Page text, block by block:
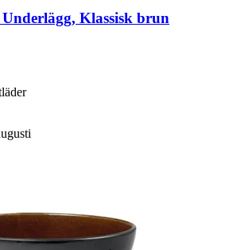
Underlägg, Klassisk brun